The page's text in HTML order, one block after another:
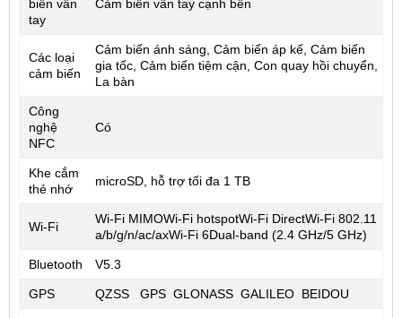
biến vân
tay
Cảm biến vân tay cạnh bên
Các loại
cảm biến
Cảm biến ánh sáng, Cảm biến áp kế, Cảm biến
gia tốc, Cảm biến tiệm cận, Con quay hồi chuyển,
La bàn
Công
nghệ
NFC
Có
Khe cắm
thẻ nhớ
microSD, hỗ trợ tối đa 1 TB
Wi-Fi
Wi-Fi MIMOWi-Fi hotspotWi-Fi DirectWi-Fi 802.11
a/b/g/n/ac/axWi-Fi 6Dual-band (2.4 GHz/5 GHz)
Bluetooth V5.3
GPS QZSS GPS GLONASS GALILEO BEIDOU